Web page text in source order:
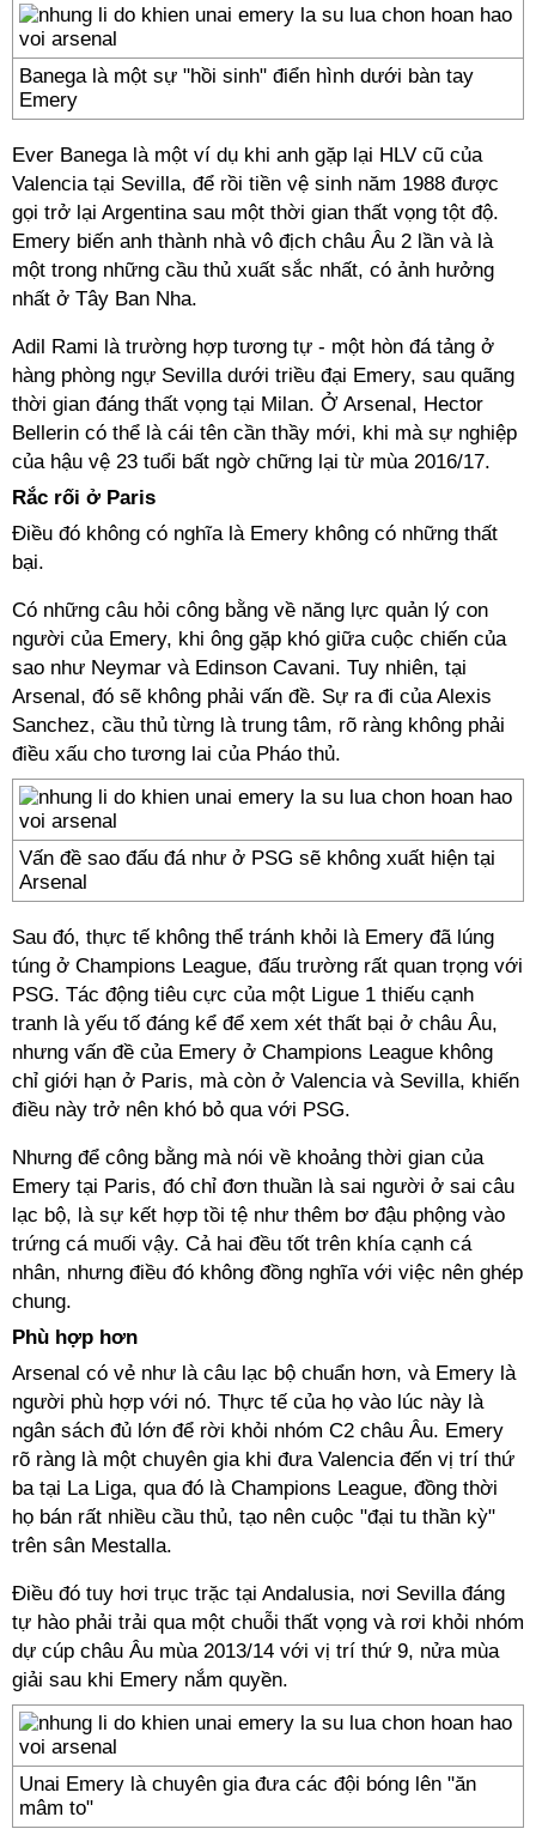
Banega là một sự "hồi sinh" điển hình dưới bàn tay
Emery
Ever Banega là một ví dụ khi anh gặp lại HLV cũ của
Valencia tại Sevilla, để rồi tiền vệ sinh năm 1988 được
gọi trở lại Argentina sau một thời gian thất vọng tột độ.
Emery biến anh thành nhà vô địch châu Âu 2 lần và là
một trong những cầu thủ xuất sắc nhất, có ảnh hưởng
nhất ở Tây Ban Nha.
Adil Rami là trường hợp tương tự - một hòn đá tảng ở
hàng phòng ngự Sevilla dưới triều đại Emery, sau quãng
thời gian đáng thất vọng tại Milan. Ở Arsenal, Hector
Bellerin có thể là cái tên cần thầy mới, khi mà sự nghiệp
của hậu vệ 23 tuổi bất ngờ chững lại từ mùa 2016/17.
Rắc rối ở Paris
Điều đó không có nghĩa là Emery không có những thất
bại.
Có những câu hỏi công bằng về năng lực quản lý con
người của Emery, khi ông gặp khó giữa cuộc chiến của
sao như Neymar và Edinson Cavani. Tuy nhiên, tại
Arsenal, đó sẽ không phải vấn đề. Sự ra đi của Alexis
Sanchez, cầu thủ từng là trung tâm, rõ ràng không phải
điều xấu cho tương lai của Pháo thủ.
Vấn đề sao đấu đá như ở PSG sẽ không xuất hiện tại
Arsenal
Sau đó, thực tế không thể tránh khỏi là Emery đã lúng
túng ở Champions League, đấu trường rất quan trọng với
PSG. Tác động tiêu cực của một Ligue 1 thiếu cạnh
tranh là yếu tố đáng kể để xem xét thất bại ở châu Âu,
nhưng vấn đề của Emery ở Champions League không
chỉ giới hạn ở Paris, mà còn ở Valencia và Sevilla, khiến
điều này trở nên khó bỏ qua với PSG.
Nhưng để công bằng mà nói về khoảng thời gian của
Emery tại Paris, đó chỉ đơn thuần là sai người ở sai câu
lạc bộ, là sự kết hợp tồi tệ như thêm bơ đậu phộng vào
trứng cá muối vậy. Cả hai đều tốt trên khía cạnh cá
nhân, nhưng điều đó không đồng nghĩa với việc nên ghép
chung.
Phù hợp hơn
Arsenal có vẻ như là câu lạc bộ chuẩn hơn, và Emery là
người phù hợp với nó. Thực tế của họ vào lúc này là
ngân sách đủ lớn để rời khỏi nhóm C2 châu Âu. Emery
rõ ràng là một chuyên gia khi đưa Valencia đến vị trí thứ
ba tại La Liga, qua đó là Champions League, đồng thời
họ bán rất nhiều cầu thủ, tạo nên cuộc "đại tu thần kỳ"
trên sân Mestalla.
Điều đó tuy hơi trục trặc tại Andalusia, nơi Sevilla đáng
tự hào phải trải qua một chuỗi thất vọng và rơi khỏi nhóm
dự cúp châu Âu mùa 2013/14 với vị trí thứ 9, nửa mùa
giải sau khi Emery nắm quyền.
Unai Emery là chuyên gia đưa các đội bóng lên "ăn
mâm to"